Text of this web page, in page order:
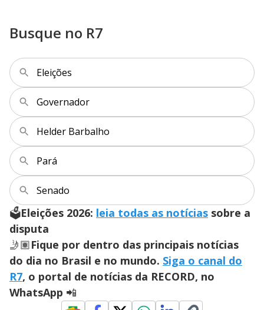
Busque no R7
Eleições
Governador
Helder Barbalho
Pará
Senado
🗳️Eleições 2026: leia todas as notícias sobre a
disputa
🤳🏽Fique por dentro das principais notícias
do dia no Brasil e no mundo. Siga o canal do
R7, o portal de notícias da RECORD, no
WhatsApp 📲